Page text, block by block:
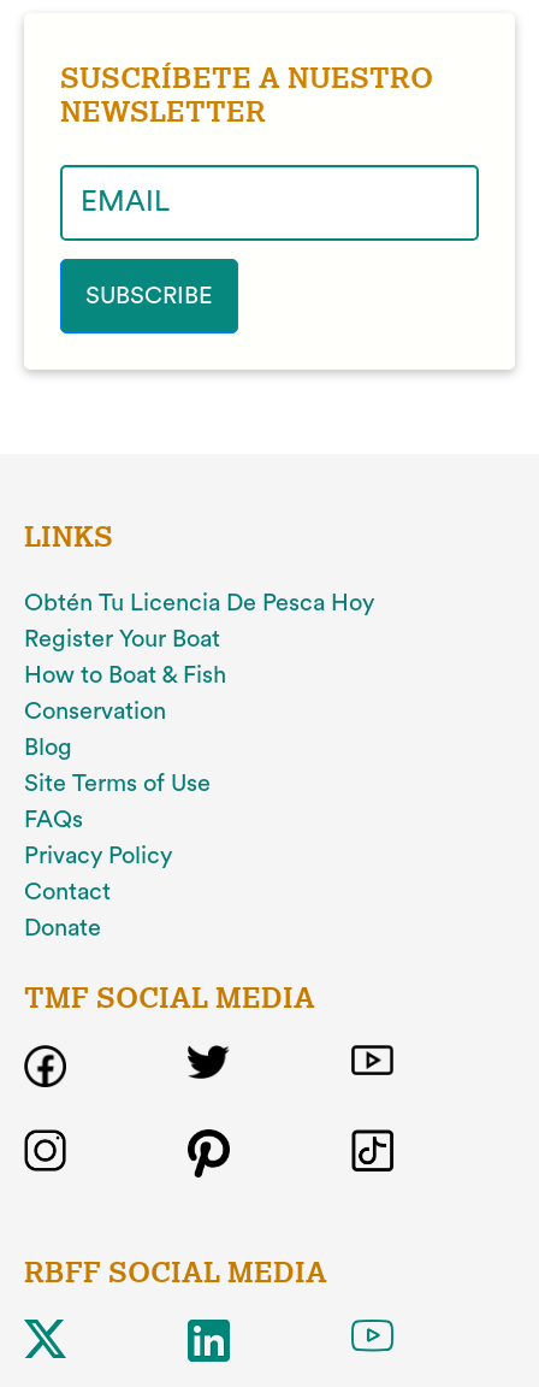
SUSCRÍBETE A NUESTRO
NEWSLETTER
LINKS
Obtén Tu Licencia De Pesca Hoy
Register Your Boat
How to Boat & Fish
Conservation
Blog
Site Terms of Use
FAQs
Privacy Policy
Contact
Donate
TMF SOCIAL MEDIA
RBFF SOCIAL MEDIA